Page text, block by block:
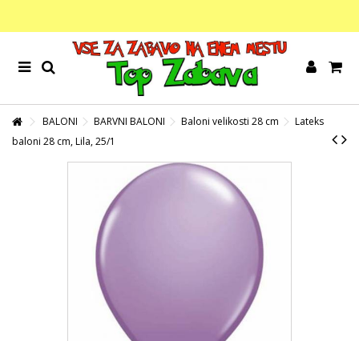
BALONI BARVNI BALONI Baloni velikosti 28 cm
Lateks
baloni 28 cm, Lila, 25/1